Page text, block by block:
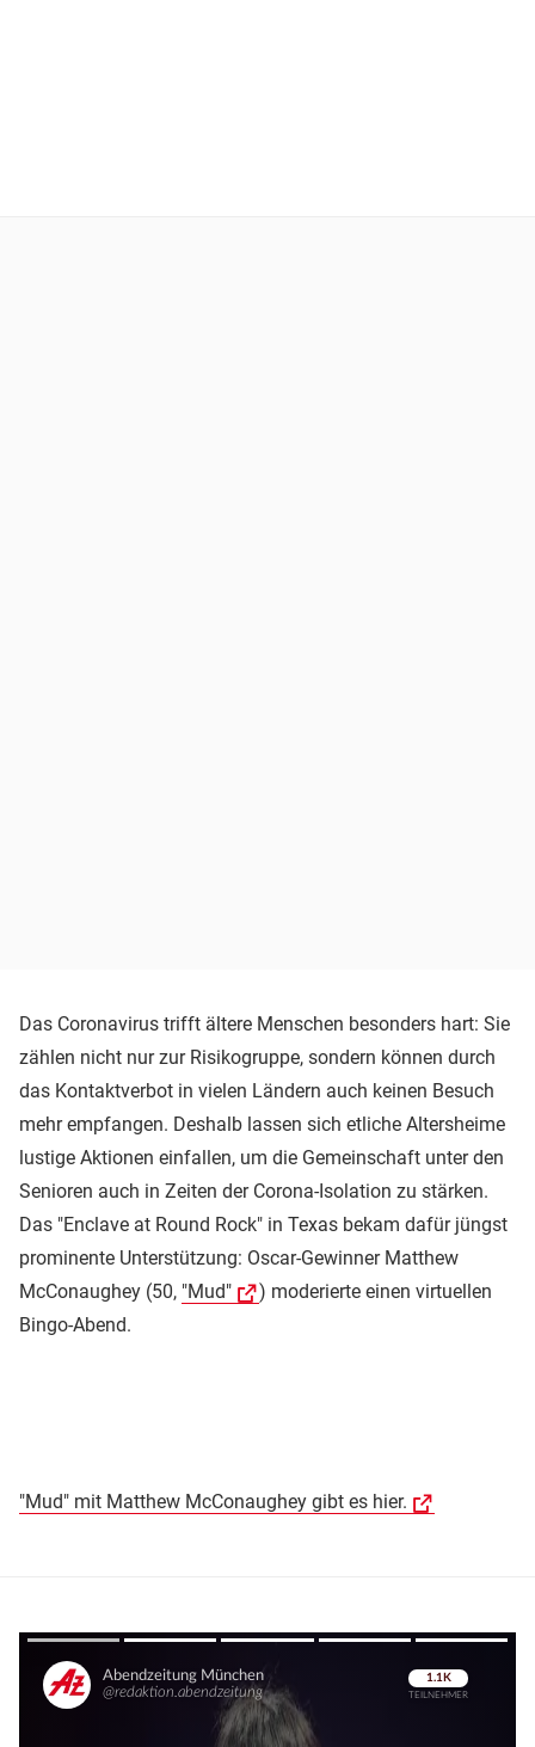
Das Coronavirus trifft ältere Menschen besonders hart: Sie
zählen nicht nur zur Risikogruppe, sondern können durch
das Kontaktverbot in vielen Ländern auch keinen Besuch
mehr empfangen. Deshalb lassen sich etliche Altersheime
lustige Aktionen einfallen, um die Gemeinschaft unter den
Senioren auch in Zeiten der Corona-Isolation zu stärken.
Das "Enclave at Round Rock" in Texas bekam dafür jüngst
prominente Unterstützung: Oscar-Gewinner Matthew
McConaughey (50, "Mud"
) moderierte einen virtuellen
Bingo-Abend.
"Mud" mit Matthew McConaughey gibt es hier.
Überspringen